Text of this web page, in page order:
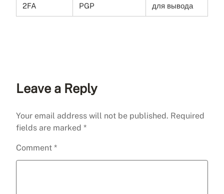
2FA
PGP
для вывода
Leave a Reply
Your email address will not be published. Required
fields are marked *
Comment *